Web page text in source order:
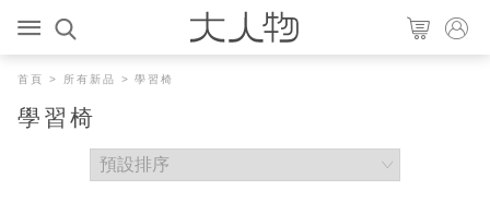
首頁 > 所有新品 > 學習椅
學習椅